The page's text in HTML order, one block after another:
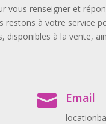
vous renseigner et
restons à votre service
disponibles à la vente,
 Email